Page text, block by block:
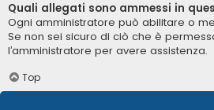
Quali allegati sono ammessi in
Ogni amministratore può abilitare o
Se non sei sicuro di ciò che è
l’amministratore per avere assistenza.
Top